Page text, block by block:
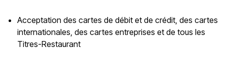
Acceptation des cartes de débit et de crédit, des cartes
internationales, des cartes entreprises et de tous les
Titres-Restaurant